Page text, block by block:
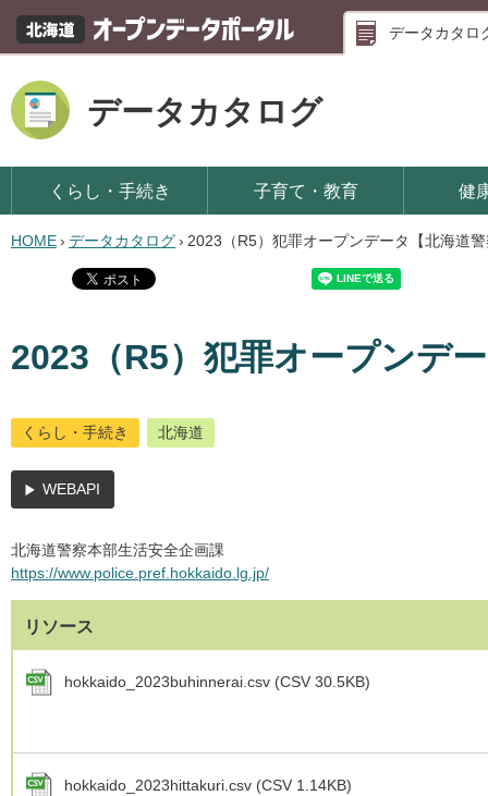
データカタロ
データカタログ
くらし・手続き 子育て・教育 健
HOME› データカタログ› 2023（R5）犯罪オープンデータ【北海道
2023（R5）犯罪オープンデ
くらし・手続き 北海道
WEBAPI
北海道警察本部生活安全企画課
https://www.police.pref.hokkaido.lg.jp/
リソース
hokkaido_2023buhinnerai.csv (CSV 30.5KB)
hokkaido_2023hittakuri.csv (CSV 1.14KB)